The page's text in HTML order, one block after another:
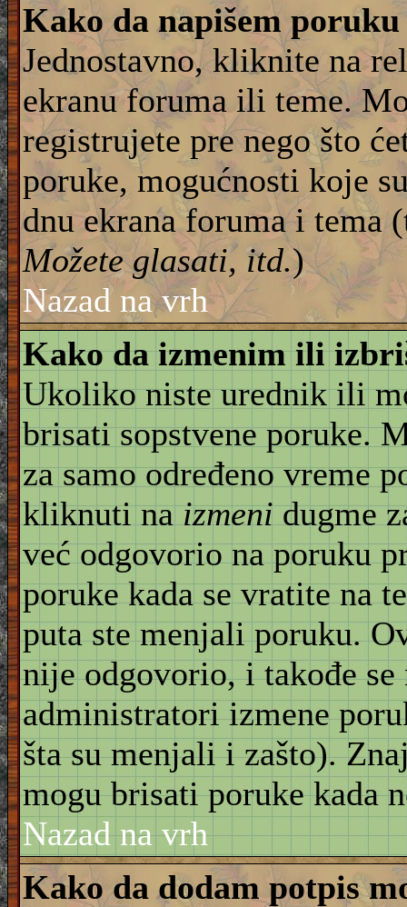
Kako da napišem
Jednostavno, kliknite na
ekranu foruma ili teme.
registrujete pre nego što
poruke, mogućnosti koje
dnu ekrana foruma i tema
Možete glasati, itd.)
Nazad na vrh
Kako da izmenim ili
Ukoliko niste urednik ili
brisati sopstvene poruke.
za samo određeno vreme
kliknuti naizmenidugme
već odgovorio na poruku
poruke kada se vratite na
puta ste menjali poruku.
nije odgovorio, i takođe
administratori izmene
šta su menjali i zašto).
mogu brisati poruke kada
Nazad na vrh
Kako da dodam potpis